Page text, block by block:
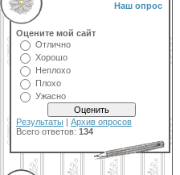
Наш опрос
Оцените мой сайт
Отлично
Хорошо
Неплохо
Плохо
Ужасно
Результаты | Архив опросов
Всего ответов: 134